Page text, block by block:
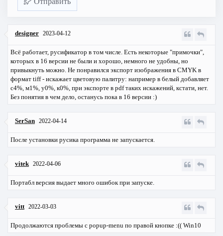
designer 2023-04-12
Всё работает, русификатор в том числе. Есть некоторые "примочки",
которых в 16 версии не были и хорошо, немного не удобны, но
привыкнуть можно. Не понравился экспорт изображения в CMYK в
формат tiff - искажает цветовую палитру: например в белый добавляет
с4%, м1%, у0%, к0%, при экспорте в pdf таких искажений, кстати, нет.
Без понятия в чем дело, останусь пока в 16 версии :)
SerSan 2022-04-14
После установки русика программа не запускается.
vitek 2022-04-06
Портабл версия выдает много ошибок при запуске.
vitt 2022-03-03
Продолжаются проблемы с popup-menu по правой кнопке :(( Win10